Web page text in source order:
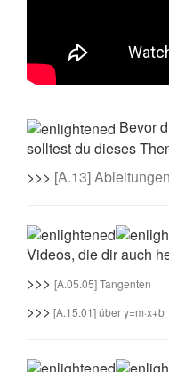
Bevor
solltest du dieses
>>> [A.13] Ableitungen
Videos, die dir auch
>>> [A.05.05] Tangenten
>>> [A.15.01] über y=m·x+b